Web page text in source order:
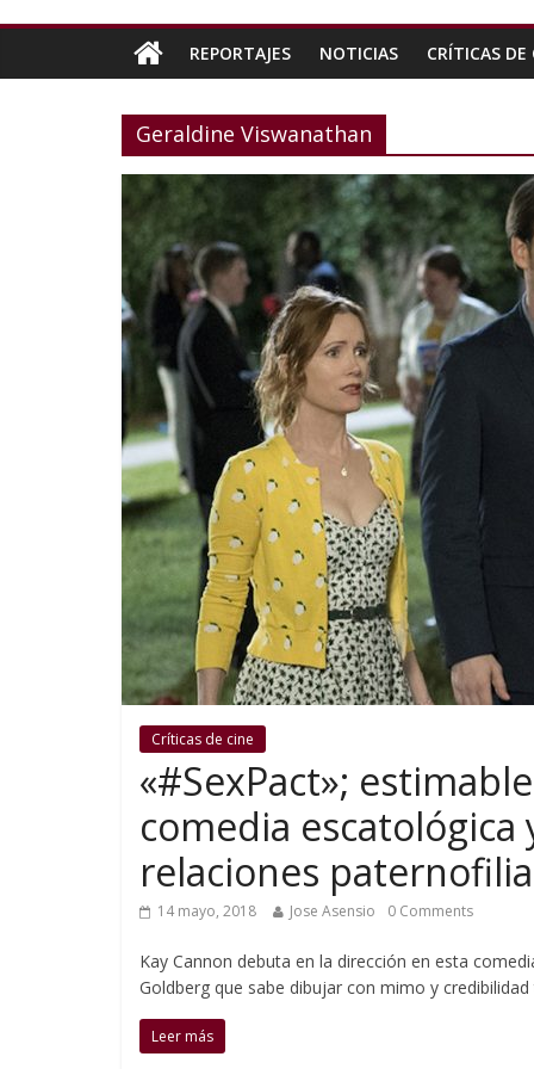
REPORTAJES NOTICIAS CRÍTICAS DE
Geraldine Viswanathan
Críticas de cine
«#SexPact»;
comedia
relaciones
14 mayo, 2018 Jose Asensio 0 Comments
Kay Cannon debuta en la dirección en esta
Goldberg que sabe dibujar con mimo y
Leer más